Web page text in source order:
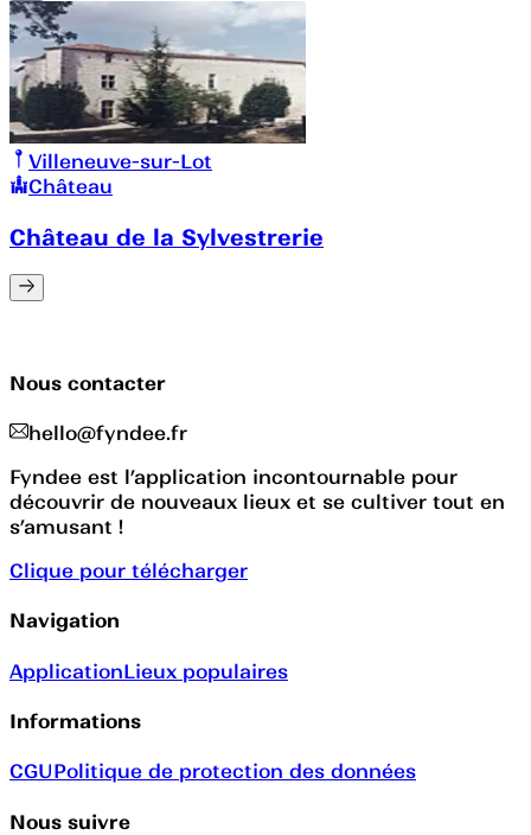
Villeneuve-sur-Lot
Château
Château de la Sylvestrerie
Nous contacter
hello@fyndee.fr
Fyndee est l’application incontournable pour
découvrir de nouveaux lieux et se cultiver tout en
s’amusant !
Clique pour télécharger
Navigation
ApplicationLieux populaires
Informations
CGUPolitique de protection des données
Nous suivre